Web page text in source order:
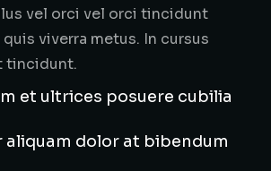
vel orci vel orci tincidunt
viverra metus. In cursus
tincidunt.
et ultrices posuere cubilia
aliquam dolor at bibendum